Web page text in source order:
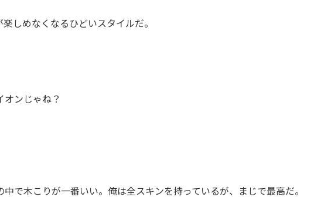
しめなくなるひどいスタイルだ。
オンじゃね？
で木こりが一番いい。俺は全スキンを持っているが、まじで最高だ。